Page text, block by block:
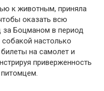
к животным, приняла
оказать всю
Боцманом в период
настолько
на самолет и
приверженность